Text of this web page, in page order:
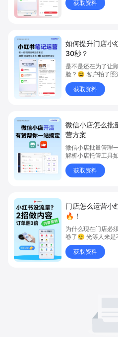
碰 ，系统就能帮你
30秒即可发一篇笔
获取资料
如何提升门店小
30秒？
是不是还在为了让
脸？😫 客户拍了照
来，真的很麻烦，
个亿的免费宣传？
黑科技——“碰一碰
获取资料
微信小店怎么批
营方案
微信小店批量管理
解析小店托管工具
多账号微信小店。
销玩法，全面提升
量管理、高效托管
获取资料
门店怎么运营小
🔥！
为什么现在门店必
卷了😮‍💨 光等人来
还没开始做小红书
💸 获取资料